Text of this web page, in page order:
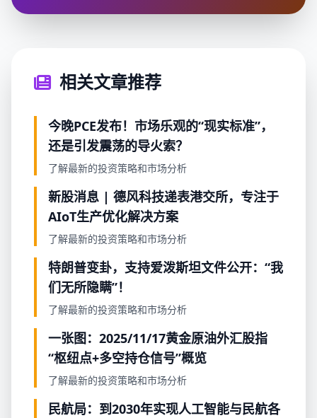
相关文章推荐
今晚PCE发布！市场乐观的“现实标准”，
还是引发震荡的导火索？
了解最新的投资策略和市场分析
新股消息 | 德风科技递表港交所，专注于
AIoT生产优化解决方案
了解最新的投资策略和市场分析
特朗普变卦，支持爱泼斯坦文件公开：“我
们无所隐瞒”！
了解最新的投资策略和市场分析
一张图：2025/11/17黄金原油外汇股指
“枢纽点+多空持仓信号”概览
了解最新的投资策略和市场分析
民航局：到2030年实现人工智能与民航各